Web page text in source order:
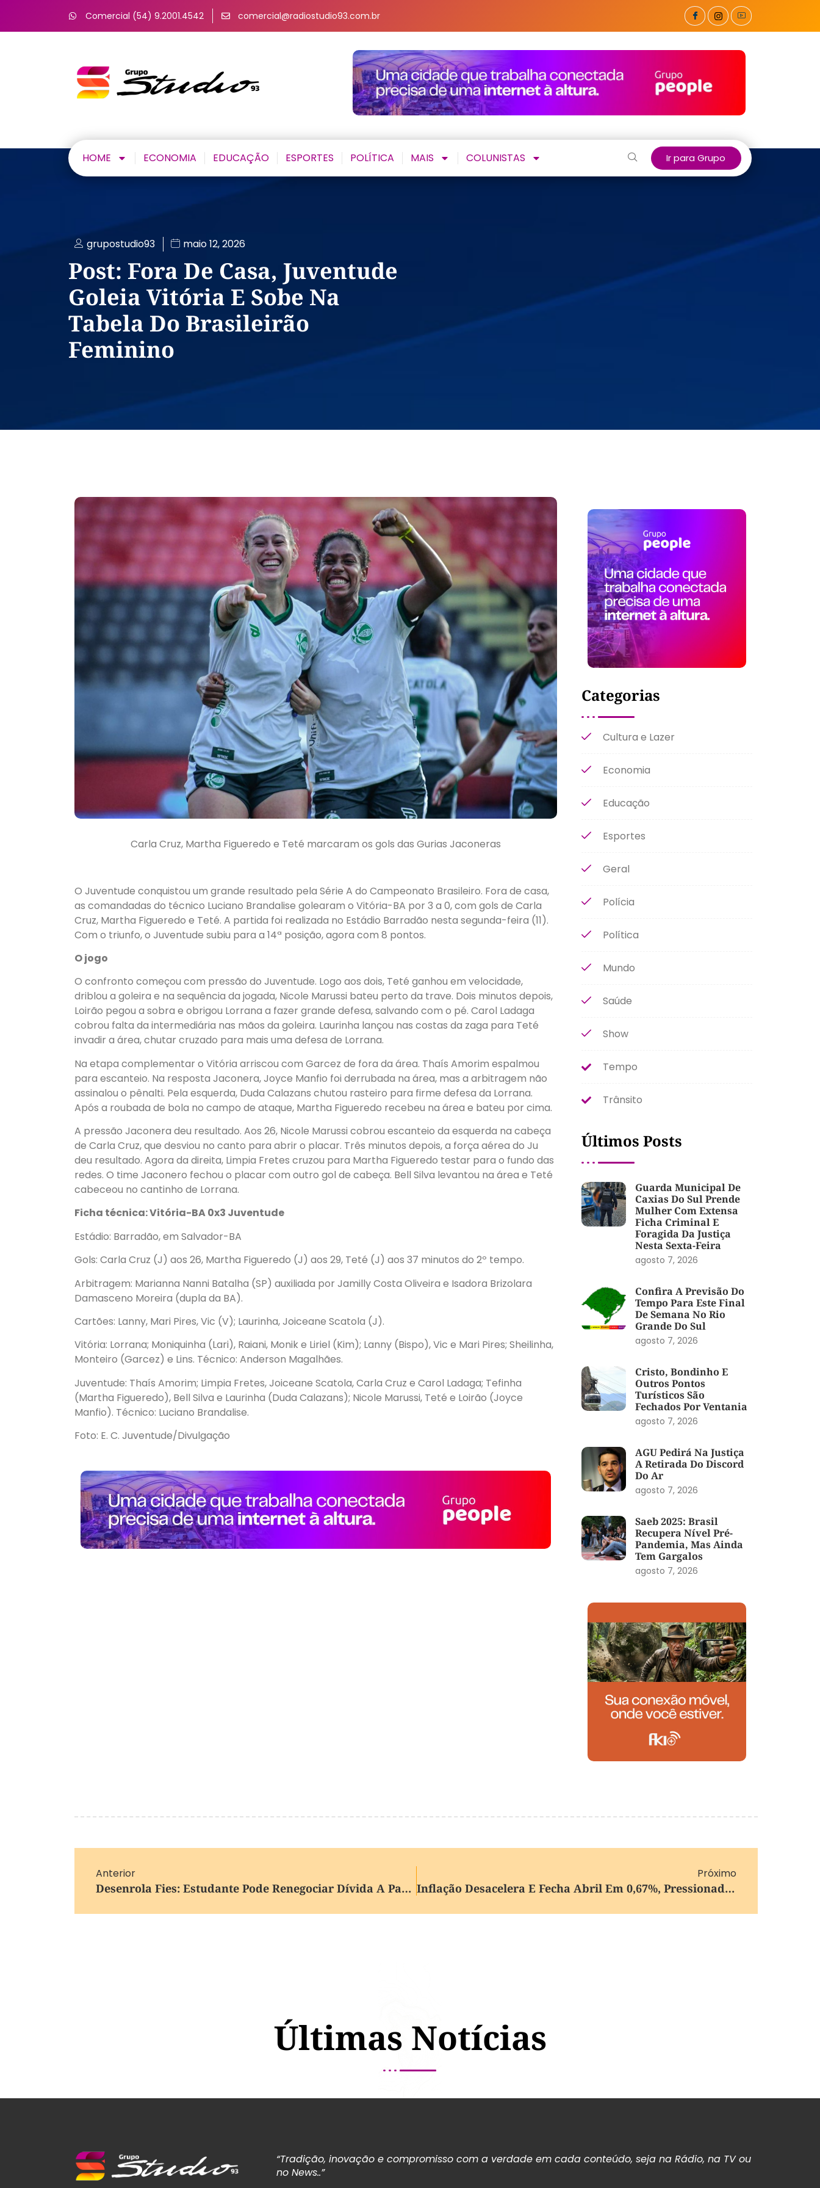
Comercial (54) 9.2001.4542 comercial@radiostudio93.com.br
HOME ECONOMIA EDUCAÇÃO ESPORTES POLÍTICA MAIS COLUNISTAS Ir para Grupo
grupostudio93 maio 12, 2026
Post: Fora De Casa, Juventude
Goleia Vitória E Sobe Na
Tabela Do Brasileirão
Feminino
Carla Cruz, Martha Figueredo e Teté marcaram os gols das Gurias Jaconeras
O Juventude conquistou um grande resultado pela Série A do Campeonato Brasileiro. Fora de casa,
as comandadas do técnico Luciano Brandalise golearam o Vitória-BA por 3 a 0, com gols de Carla
Cruz, Martha Figueredo e Teté. A partida foi realizada no Estádio Barradão nesta segunda-feira (11).
Com o triunfo, o Juventude subiu para a 14ª posição, agora com 8 pontos.
O jogo
O confronto começou com pressão do Juventude. Logo aos dois, Teté ganhou em velocidade,
driblou a goleira e na sequência da jogada, Nicole Marussi bateu perto da trave. Dois minutos depois,
Loirão pegou a sobra e obrigou Lorrana a fazer grande defesa, salvando com o pé. Carol Ladaga
cobrou falta da intermediária nas mãos da goleira. Laurinha lançou nas costas da zaga para Teté
invadir a área, chutar cruzado para mais uma defesa de Lorrana.
Na etapa complementar o Vitória arriscou com Garcez de fora da área. Thaís Amorim espalmou
para escanteio. Na resposta Jaconera, Joyce Manfio foi derrubada na área, mas a arbitragem não
assinalou o pênalti. Pela esquerda, Duda Calazans chutou rasteiro para firme defesa da Lorrana.
Após a roubada de bola no campo de ataque, Martha Figueredo recebeu na área e bateu por cima.
A pressão Jaconera deu resultado. Aos 26, Nicole Marussi cobrou escanteio da esquerda na cabeça
de Carla Cruz, que desviou no canto para abrir o placar. Três minutos depois, a força aérea do Ju
deu resultado. Agora da direita, Limpia Fretes cruzou para Martha Figueredo testar para o fundo das
redes. O time Jaconero fechou o placar com outro gol de cabeça. Bell Silva levantou na área e Teté
cabeceou no cantinho de Lorrana.
Ficha técnica: Vitória-BA 0x3 Juventude
Estádio: Barradão, em Salvador-BA
Gols: Carla Cruz (J) aos 26, Martha Figueredo (J) aos 29, Teté (J) aos 37 minutos do 2º tempo.
Arbitragem: Marianna Nanni Batalha (SP) auxiliada por Jamilly Costa Oliveira e Isadora Brizolara
Damasceno Moreira (dupla da BA).
Cartões: Lanny, Mari Pires, Vic (V); Laurinha, Joiceane Scatola (J).
Vitória: Lorrana; Moniquinha (Lari), Raiani, Monik e Liriel (Kim); Lanny (Bispo), Vic e Mari Pires; Sheilinha,
Monteiro (Garcez) e Lins. Técnico: Anderson Magalhães.
Juventude: Thaís Amorim; Limpia Fretes, Joiceane Scatola, Carla Cruz e Carol Ladaga; Tefinha
(Martha Figueredo), Bell Silva e Laurinha (Duda Calazans); Nicole Marussi, Teté e Loirão (Joyce
Manfio). Técnico: Luciano Brandalise.
Foto: E. C. Juventude/Divulgação
Categorias
Cultura e Lazer
Economia
Educação
Esportes
Geral
Polícia
Política
Mundo
Saúde
Show
Tempo
Trânsito
Últimos Posts
Guarda Municipal De
Caxias Do Sul Prende
Mulher Com Extensa
Ficha Criminal E
Foragida Da Justiça
Nesta Sexta-Feira
agosto 7, 2026
Confira A Previsão Do
Tempo Para Este Final
De Semana No Rio
Grande Do Sul
agosto 7, 2026
Cristo, Bondinho E
Outros Pontos
Turísticos São
Fechados Por Ventania
agosto 7, 2026
AGU Pedirá Na Justiça
A Retirada Do Discord
Do Ar
agosto 7, 2026
Saeb 2025: Brasil
Recupera Nível Pré-
Pandemia, Mas Ainda
Tem Gargalos
agosto 7, 2026
Anterior
Desenrola Fies: Estudante Pode Renegociar Dívida A Partir Desta Quarta
Próximo
Inflação Desacelera E Fecha Abril Em 0,67%, Pressionada Por Alimentos
Últimas Notícias
“Tradição, inovação e compromisso com a verdade em cada conteúdo, seja na Rádio, na TV ou
no News..”